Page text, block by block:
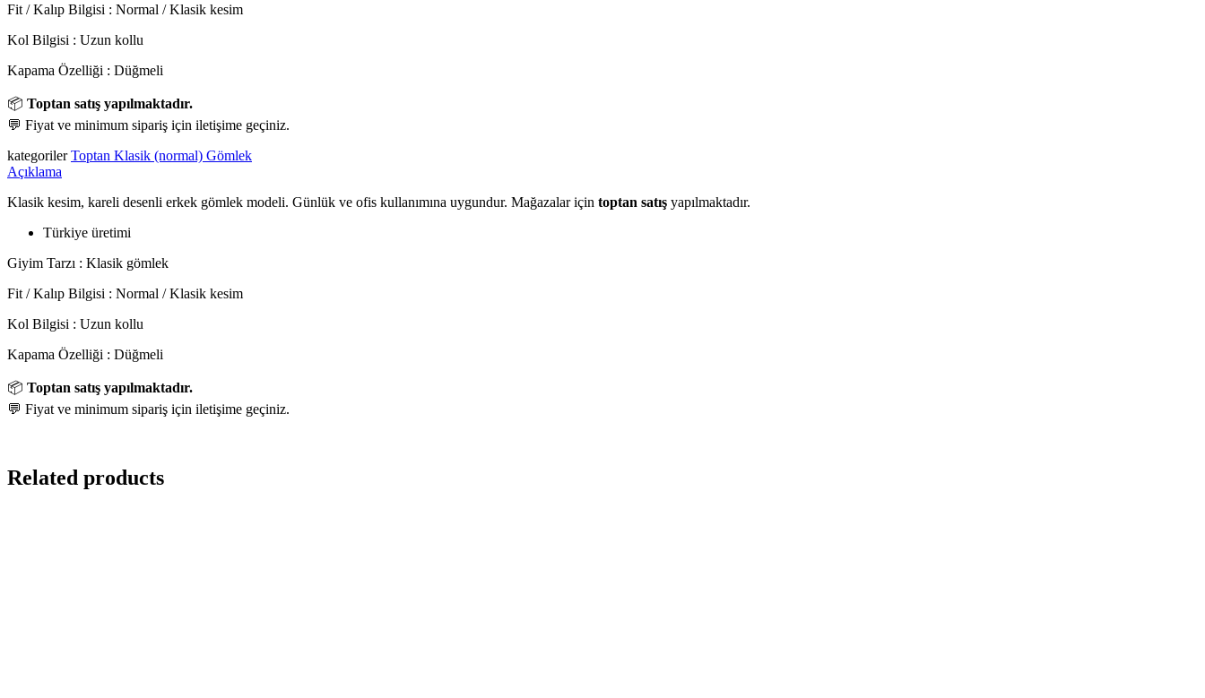
Fit / Kalıp Bilgisi : Normal / Klasik kesim
Kol Bilgisi : Uzun kollu
Kapama Özelliği : Düğmeli
📦 Toptan satış yapılmaktadır.
💬 Fiyat ve minimum sipariş için iletişime geçiniz.
kategoriler Toptan Klasik (normal) Gömlek
Açıklama
Klasik kesim, kareli desenli erkek gömlek modeli. Günlük ve ofis kullanımına uygundur. Mağazalar için toptan satış yapılmaktadır.
Türkiye üretimi
Giyim Tarzı : Klasik gömlek
Fit / Kalıp Bilgisi : Normal / Klasik kesim
Kol Bilgisi : Uzun kollu
Kapama Özelliği : Düğmeli
📦 Toptan satış yapılmaktadır.
💬 Fiyat ve minimum sipariş için iletişime geçiniz.
Related products